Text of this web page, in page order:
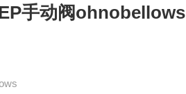
手动阀ohnobellows